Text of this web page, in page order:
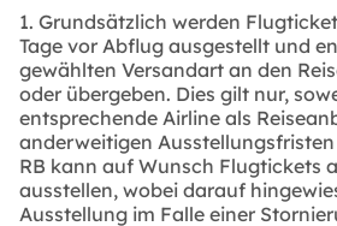
1. Grundsätzlich werden
Tage vor Abflug ausgestellt und
gewählten Versandart an den
oder übergeben. Dies gilt nur,
entsprechende Airline als
anderweitigen
RB kann auf Wunsch Flugtickets
ausstellen, wobei darauf
Ausstellung im Falle einer